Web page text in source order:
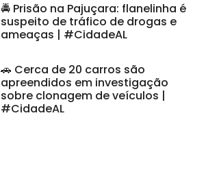
🚔 Prisão na Pajuçara: flanelinha é
suspeito de tráfico de drogas e
ameaças | #CidadeAL
🚗 Cerca de 20 carros são
apreendidos em investigação
sobre clonagem de veículos |
#CidadeAL